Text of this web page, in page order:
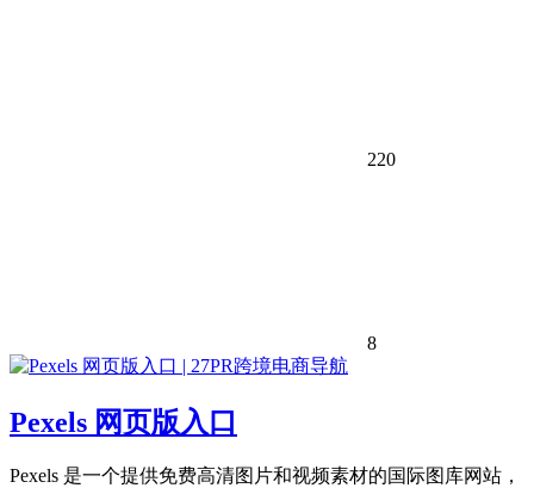
220
8
Pexels 网页版入口
Pexels 是一个提供免费高清图片和视频素材的国际图库网站，